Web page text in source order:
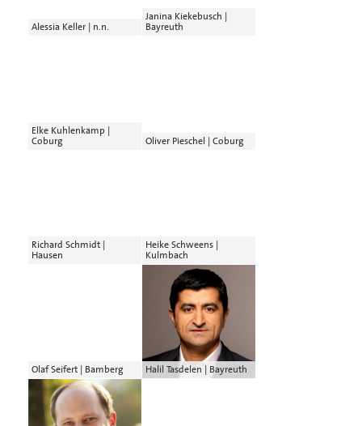
Alessia Keller | n.n.
Janina Kiekebusch |
Bayreuth
Elke Kuhlenkamp |
Coburg
Oliver Pieschel | Coburg
Richard Schmidt |
Hausen
Heike Schweens |
Kulmbach
Olaf Seifert | Bamberg Halil Tasdelen | Bayreuth